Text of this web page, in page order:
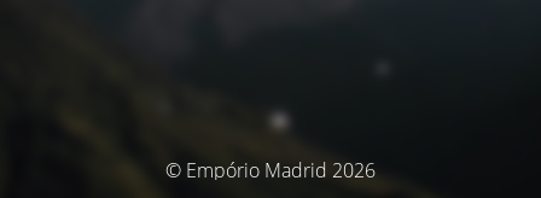
© Empório Madrid 2026